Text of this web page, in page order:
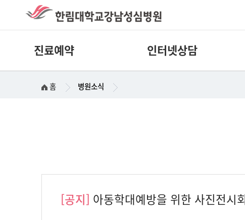
진료예약 인터넷상담
홈 병원소식
[공지] 아동학대예방을 위한 사진전시회